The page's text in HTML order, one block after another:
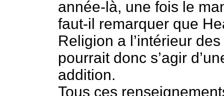
année-là, une fois le
faut-il remarquer que
Religion a l’intérieur
pourrait donc s’agir
addition.
Tous ces